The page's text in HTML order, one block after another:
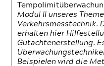
Modul II unseres
Verkehrsmesstechnik.
erhalten hier
Gutachtenerstellung.
Beispielen wird die